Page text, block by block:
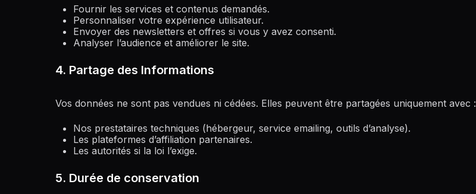
Fournir les services et contenus demandés.
Personnaliser votre expérience utilisateur.
Envoyer des newsletters et offres si vous y avez consenti.
Analyser l’audience et améliorer le site.
4. Partage des Informations
Vos données ne sont pas vendues ni cédées. Elles peuvent être partagées uniquement avec :
Nos prestataires techniques (hébergeur, service emailing, outils d’analyse).
Les plateformes d’affiliation partenaires.
Les autorités si la loi l’exige.
5. Durée de conservation